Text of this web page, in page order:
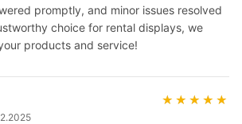
promptly, and minor issues resolved
choice for rental displays, we
products and service!
★★★★★
★★★★★